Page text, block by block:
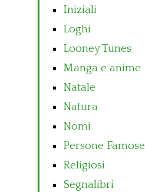
Iniziali
Loghi
Looney Tunes
Manga e anime
Natale
Natura
Nomi
Persone Famose
Religiosi
Segnalibri